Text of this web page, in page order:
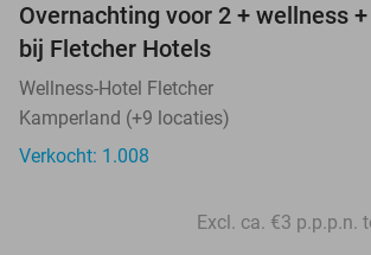
Overnachting voor 2 + wellness
bij Fletcher Hotels
Wellness-Hotel Fletcher
Kamperland (+9 locaties)
Verkocht: 1.008
Excl. ca. €3 p.p.p.n.